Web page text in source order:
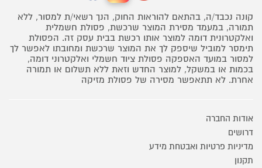
קונה נכבד/ה, בהתאם להוראות החוק, הנך רשאי/ת למסור, ללא
תמורה, במעמד מסירת המוצר שרכשת, פסולת חשמלית
ואלקטרונית דומה למוצר אותו רכשת בבית עסק זה. הפסולת
תימסר למוביל שיספק לך את המוצר שרכשת ומחובתו לאפשר לך
למסור במועד האספקה פסולת ציוד חשמלי ואלקטרוני דומה,
בכמות או במשקל, למוצר החדש וזאת ללא תשלום או תמורה
אחרת. לא תתאפשר מסירה של פסולת מזיקה
אודות החברה
דרושים
מדיניות פרטיות ואבטחת מידע
תקנון